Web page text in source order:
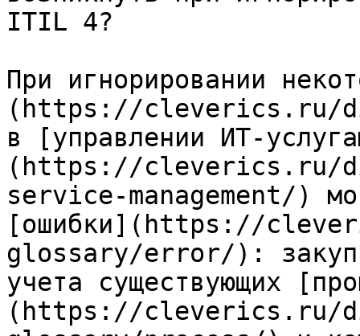
ITIL 4?
При игнорировании
(https://
в [управлении ИТ-
(https://cleverics.ru/
service-management/)
[ошибки](https://
glossary/error/):
учета существующих
(https://cleverics.ru/